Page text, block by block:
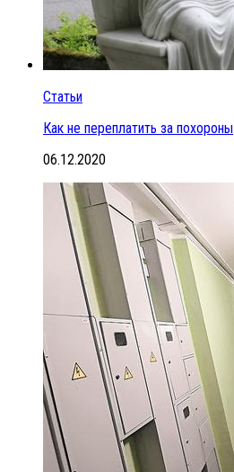
Статьи
Как не переплатить за похороны
06.12.2020